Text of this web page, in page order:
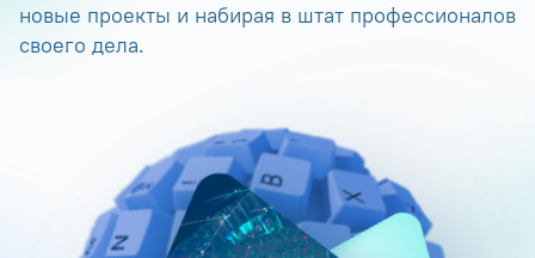
новые проекты и набирая в штат профессионалов
своего дела.